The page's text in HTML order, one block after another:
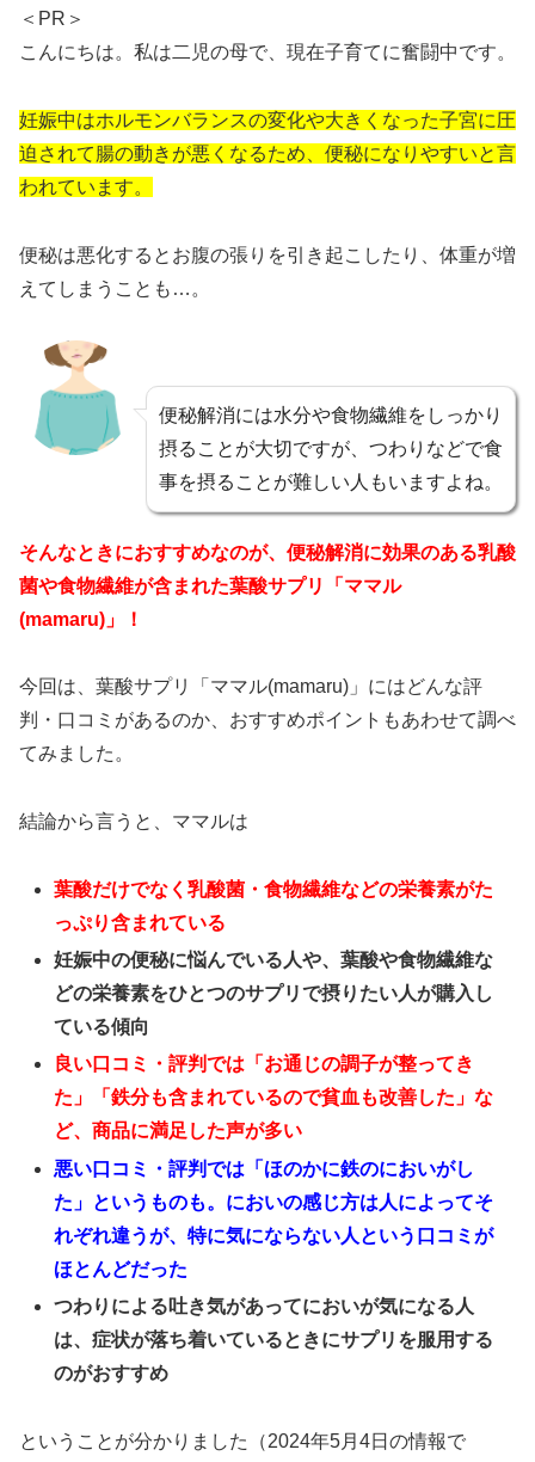
＜PR＞
こんにちは。私は二児の母で、現在子育てに奮闘中です。
妊娠中はホルモンバランスの変化や大きくなった子宮に圧
迫されて腸の動きが悪くなるため、便秘になりやすいと言
われています。
便秘は悪化するとお腹の張りを引き起こしたり、体重が増
えてしまうことも…。
便秘解消には水分や食物繊維をしっかり
摂ることが大切ですが、つわりなどで食
事を摂ることが難しい人もいますよね。
そんなときにおすすめなのが、便秘解消に効果のある乳酸
菌や食物繊維が含まれた葉酸サプリ「ママル
(mamaru)」！
今回は、葉酸サプリ「ママル(mamaru)」にはどんな評
判・口コミがあるのか、おすすめポイントもあわせて調べ
てみました。
結論から言うと、ママルは
葉酸だけでなく乳酸菌・食物繊維などの栄養素がた
っぷり含まれている
妊娠中の便秘に悩んでいる人や、葉酸や食物繊維な
どの栄養素をひとつのサプリで摂りたい人が購入し
ている傾向
良い口コミ・評判では「お通じの調子が整ってき
た」「鉄分も含まれているので貧血も改善した」な
ど、商品に満足した声が多い
悪い口コミ・評判では「ほのかに鉄のにおいがし
た」というものも。においの感じ方は人によってそ
れぞれ違うが、特に気にならない人という口コミが
ほとんどだった
つわりによる吐き気があってにおいが気になる人
は、症状が落ち着いているときにサプリを服用する
のがおすすめ
ということが分かりました（2024年5月4日の情報で